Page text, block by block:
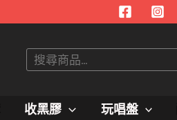
搜
收黑膠 玩唱盤